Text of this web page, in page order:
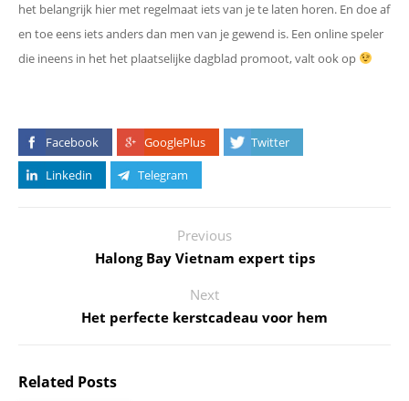
het belangrijk hier met regelmaat iets van je te laten horen. En doe af
en toe eens iets anders dan men van je gewend is. Een online speler
die ineens in het het plaatselijke dagblad promoot, valt ook op
Facebook GooglePlus
Twitter
Linkedin
Telegram
Previous
Halong Bay Vietnam expert tips
Next
Het perfecte kerstcadeau voor hem
Related Posts